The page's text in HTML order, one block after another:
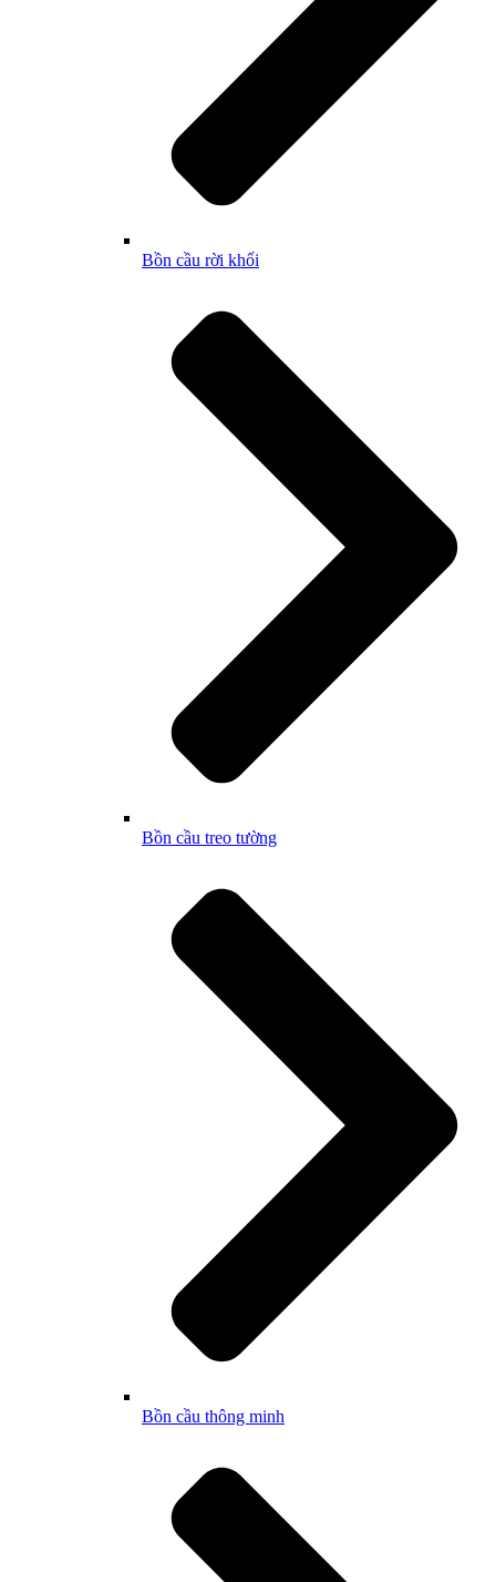
Bồn cầu rời khối
Bồn cầu treo tường
Bồn cầu thông minh